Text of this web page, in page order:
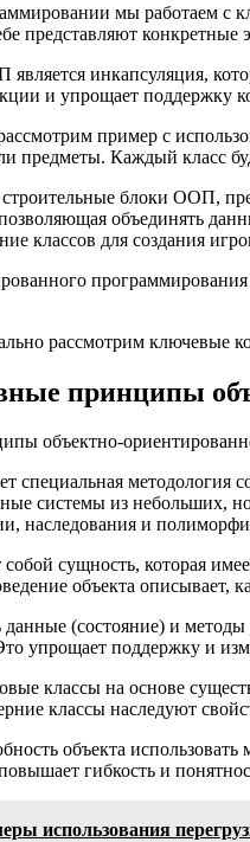
мы работаем с
представляют конкретные
инкапсуляция,
и упрощает поддержку
пример с
предметы. Каждый класс
блоки ООП,
объединять
классов для создания
рассмотрим ключевые
принципы
специальная
системы из
наследования и
сущность, которая
объекта описывает,
данные (состояние) и
упрощает поддержку и
классы на основе
классы наследуют
объекта использовать
гибкость и
использования